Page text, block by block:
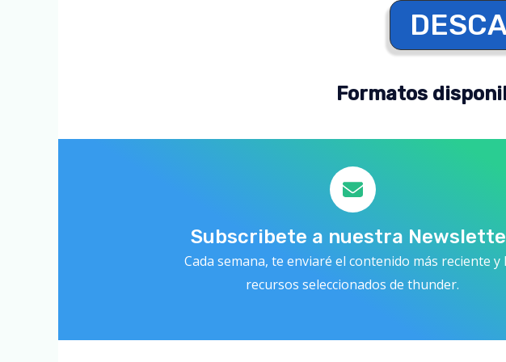
Formatos
Subscribete a nuestra
Cada semana, te enviaré el contenido más reciente y
recursos seleccionados de thunder.